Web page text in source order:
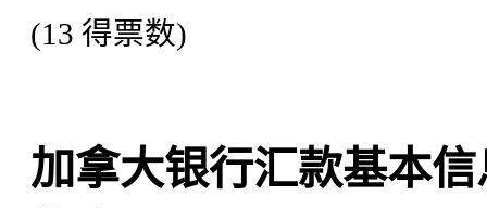
(13 得票数)
加拿大银行汇款基本